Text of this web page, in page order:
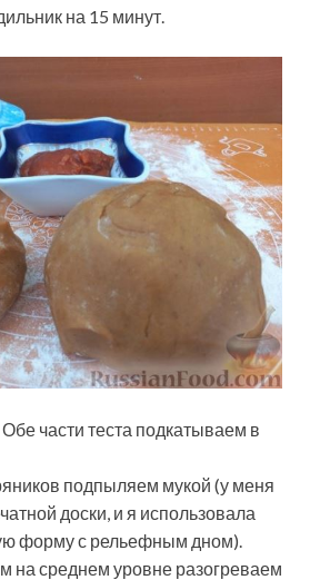
на 15 минут.
части теста подкатываем в
подпыляем мукой (у меня
доски, и я использовала
форму с рельефным дном).
на среднем уровне разогреваем